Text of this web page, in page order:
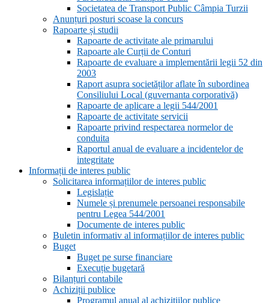
Societatea de Transport Public Câmpia Turzii
Anunțuri posturi scoase la concurs
Rapoarte și studii
Rapoarte de activitate ale primarului
Rapoarte ale Curții de Conturi
Rapoarte de evaluare a implementării legii 52 din
2003
Raport asupra societăților aflate în subordinea
Consiliului Local (guvernanta corporativă)
Rapoarte de aplicare a legii 544/2001
Rapoarte de activitate servicii
Rapoarte privind respectarea normelor de
conduita
Raportul anual de evaluare a incidentelor de
integritate
Informații de interes public
Solicitarea informațiilor de interes public
Legislație
Numele și prenumele persoanei responsabile
pentru Legea 544/2001
Documente de interes public
Buletin informativ al informațiilor de interes public
Buget
Buget pe surse financiare
Execuție bugetară
Bilanțuri contabile
Achiziții publice
Programul anual al achizițiilor publice